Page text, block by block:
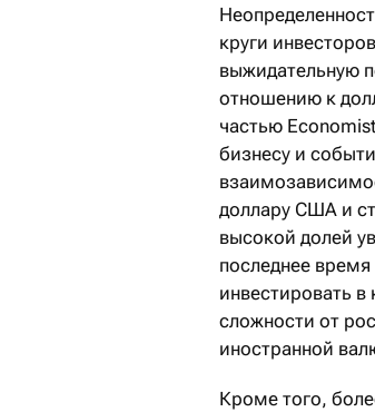
круги
выжидательную
отношению к
частью
бизнесу и
доллару США и
высокой долей
последнее
инвестировать
сложности от
иностранной
Кроме того,